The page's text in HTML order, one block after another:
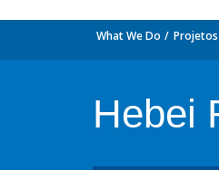
What We Do
Hebei